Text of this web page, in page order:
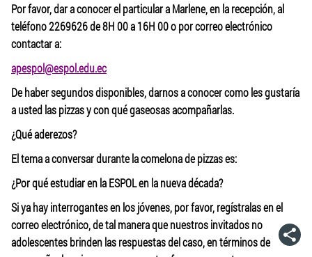
Por favor, dar a conocer el particular a Marlene, en la recepción, al
teléfono 2269626 de 8H 00 a 16H 00 o por correo electrónico
contactar a:
apespol@espol.edu.ec
De haber segundos disponibles, darnos a conocer como les gustaría
a usted las pizzas y con qué gaseosas acompañarlas.
¿Qué aderezos?
El tema a conversar durante la comelona de pizzas es:
¿Por qué estudiar en la ESPOL en la nueva década?
Si ya hay interrogantes en los jóvenes, por favor, regístralas en el
correo electrónico, de tal manera que nuestros invitados no
adolescentes brinden las respuestas del caso, en términos de